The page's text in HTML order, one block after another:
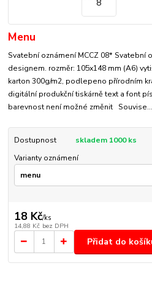
Menu
Svatební oznámení MCCZ 08* Svatební
designem. rozměr: 105x148 mm (A6)
karton 300g/m2, podlepeno přírodním
digitální produkční tiskárně text a font
barevnost není možné změnit Souvise...
Dostupnost
skladem 1000 ks
Varianty oznámení
18 Kč/ks
14,88 Kč bez DPH
Přidat do